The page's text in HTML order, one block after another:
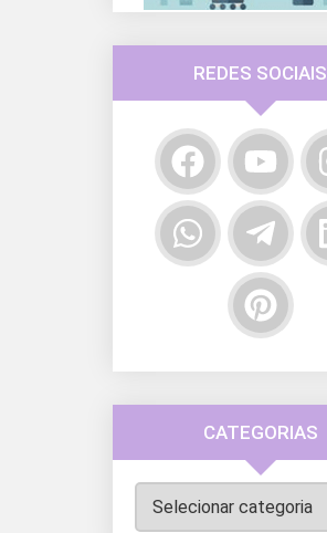
REDES SOCIAIS
CATEGORIAS
Categorias